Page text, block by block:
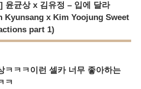
윤균상 x 김유정 – 입에 달라
Kyunsang x Kim Yoojung Sweet
part 1)
ㅋㅋㅋ이런 셀카 너무 좋아하는
ㅋ